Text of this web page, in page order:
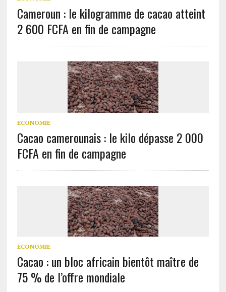
Cameroun : le kilogramme de cacao atteint
2 600 FCFA en fin de campagne
ECONOMIE
Cacao camerounais : le kilo dépasse 2 000
FCFA en fin de campagne
ECONOMIE
Cacao : un bloc africain bientôt maître de
75 % de l’offre mondiale